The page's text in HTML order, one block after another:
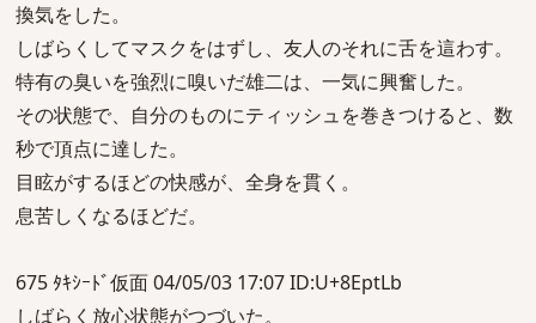
換気をした。
しばらくしてマスクをはずし、友人のそれに舌を這わす。
特有の臭いを強烈に嗅いだ雄二は、一気に興奮した。
その状態で、自分のものにティッシュを巻きつけると、数
秒で頂点に達した。
目眩がするほどの快感が、全身を貫く。
息苦しくなるほどだ。
675 ﾀｷｼｰﾄﾞ仮面 04/05/03 17:07 ID:U+8EptLb
しばらく放心状態がつづいた。